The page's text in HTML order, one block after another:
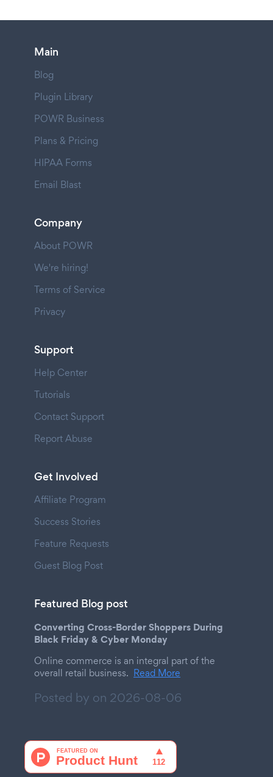
Main
Blog
Plugin Library
POWR Business
Plans & Pricing
HIPAA Forms
Email Blast
Company
About POWR
We're hiring!
Terms of Service
Privacy
Support
Help Center
Tutorials
Contact Support
Report Abuse
Get Involved
Affiliate Program
Success Stories
Feature Requests
Guest Blog Post
Featured Blog post
Converting Cross-Border Shoppers During
Black Friday & Cyber Monday
Online commerce is an integral part of the
overall retail business. Read More
Posted by on 2026-08-06